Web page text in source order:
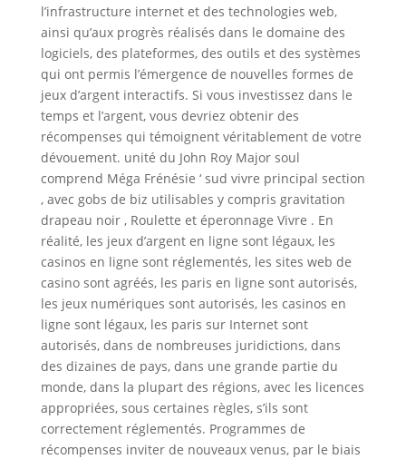
l’infrastructure internet et des technologies web,
ainsi qu’aux progrès réalisés dans le domaine des
logiciels, des plateformes, des outils et des systèmes
qui ont permis l’émergence de nouvelles formes de
jeux d’argent interactifs. Si vous investissez dans le
temps et l’argent, vous devriez obtenir des
récompenses qui témoignent véritablement de votre
dévouement. unité du John Roy Major soul
comprend Méga Frénésie ‘ sud vivre principal section
, avec gobs de biz utilisables y compris gravitation
drapeau noir , Roulette et éperonnage Vivre . En
réalité, les jeux d’argent en ligne sont légaux, les
casinos en ligne sont réglementés, les sites web de
casino sont agréés, les paris en ligne sont autorisés,
les jeux numériques sont autorisés, les casinos en
ligne sont légaux, les paris sur Internet sont
autorisés, dans de nombreuses juridictions, dans
des dizaines de pays, dans une grande partie du
monde, dans la plupart des régions, avec les licences
appropriées, sous certaines règles, s’ils sont
correctement réglementés. Programmes de
récompenses inviter de nouveaux venus, par le biais